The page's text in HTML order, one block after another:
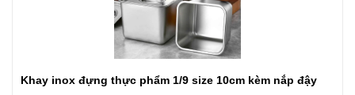
Khay inox đựng thực phẩm 1/9 size 10cm kèm nắp đậy